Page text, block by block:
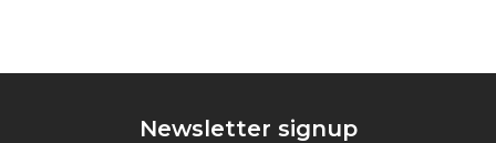
Newsletter signup